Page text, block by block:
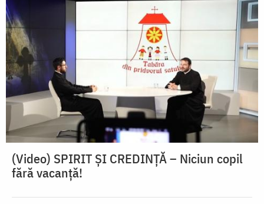
(Video) SPIRIT ŞI CREDINŢĂ – Niciun copil
fără vacanţă!